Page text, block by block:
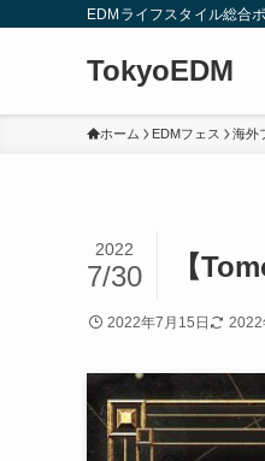
EDMライフスタイル総合
TokyoEDM
ホーム EDMフェス 海外
【
2022
7/30
2022年7月15日 2022